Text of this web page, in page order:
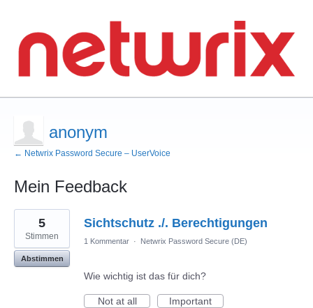
anonym
← Netwrix Password Secure – UserVoice
Mein Feedback
1
Ergebnis
gefunden
Sichtschutz ./. Berechtigungen
5
Stimmen
Abstimmen
1 Kommentar · Netwrix Password Secure (DE)
Wie wichtig ist das für dich?
Not at all
Important